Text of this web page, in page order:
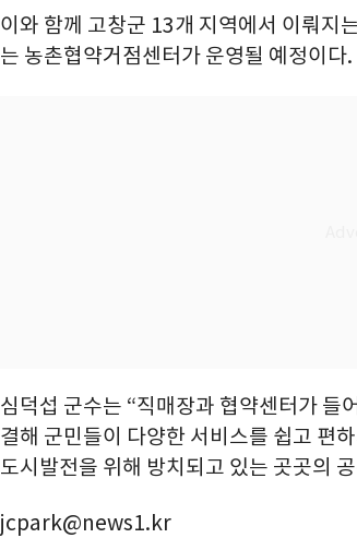
이와 함께 고창군 13개 지역에서 이뤄지
는 농촌협약거점센터가 운영될 예정이다.
심덕섭 군수는 “직매장과 협약센터가 들
결해 군민들이 다양한 서비스를 쉽고 편
도시발전을 위해 방치되고 있는 곳곳의
jcpark@news1.kr